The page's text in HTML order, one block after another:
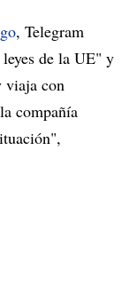
, Telegram
de la UE" y
viaja con
compañía